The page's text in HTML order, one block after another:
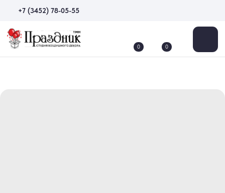
+7 (3452) 78-05-55